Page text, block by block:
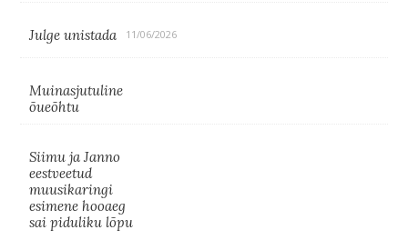
Julge unistada 11/06/2026
Muinasjutuline
õueõhtu
Siimu ja Janno
eestveetud
muusikaringi
esimene hooaeg
sai piduliku lõpu